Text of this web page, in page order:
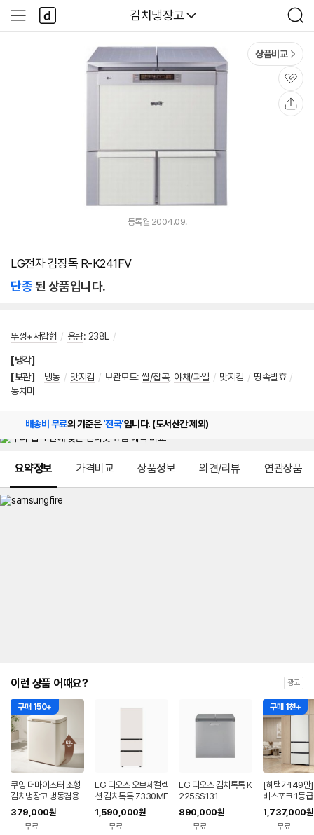
다나와
김치냉장고
검
색
사
이
다
나
와
상품비교
관
심
등록월 2004.09.
LG전자 김장독 R-K241FV
단종된 상품입니다.
뚜껑+서랍형 / 용량: 238L /
[냉각]
[보관]
냉동 / 맛지킴 / 보관모드: 쌀/잡곡, 야채/과일 / 맛지킴 / 땅속발효 /
동치미
배송비 무료의 기준은'전국'입니다. (도서산간 제외)
요약정보 가격비교 상품정보 의견/리뷰 연관상품
이런 상품 어때요? 광고
구매 150+
쿠잉 더마이스터 소형
김치냉장고 냉동겸용
뚜껑형 발효숙성 K05
5CGGB 그레이지
379,000원
무료
LG 디오스 오브제컬렉
션 김치톡톡 Z330ME
EF11
1,590,000원
무료
LG 디오스 김치톡톡 K
225SS131
890,000원
무료
구매 1천+
[혜택가149만]
비스포크 1등
3도어 김치냉
코타화이트
1,737,000원
무료